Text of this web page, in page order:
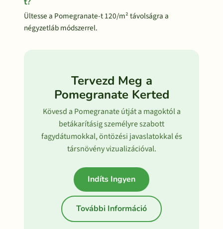
Ültesse a Pomegranate-t 120/m² távolságra a
négyzetláb módszerrel.
Tervezd Meg a
Pomegranate Kerted
Kövesd a Pomegranate útját a magoktól a
betákarításig személyre szabott
fagydátumokkal, öntözési javaslatokkal és
társnövény vizualizációval.
Indíts Ingyen
További Információ